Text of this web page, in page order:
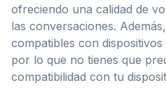
ofreciendo una calidad de
las conversaciones.
compatibles con
por lo que no tienes que
compatibilidad con tu